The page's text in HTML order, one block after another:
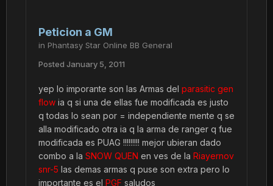
Peticion a GM
in Phantasy Star Online BB General
Posted January 5, 2011
yep lo imporante son las Armas del parasitic gen
flow ia q si una de ellas fue modificada es justo
q todas lo sean por = independiente mente q se
alla modificado otra ia q la arma de ranger q fue
modificada es PUAG !!!!!!!!! mejor ubieran dado
combo a la SNOW QUEN en ves de la Riayernov
snr-5 las demas armas q puse son extra pero lo
importante es el PGF saludos